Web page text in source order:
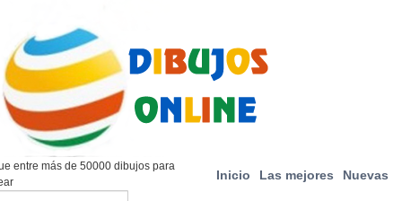
Inicio Las mejores Nuevas
entre más de 50000 dibujos para